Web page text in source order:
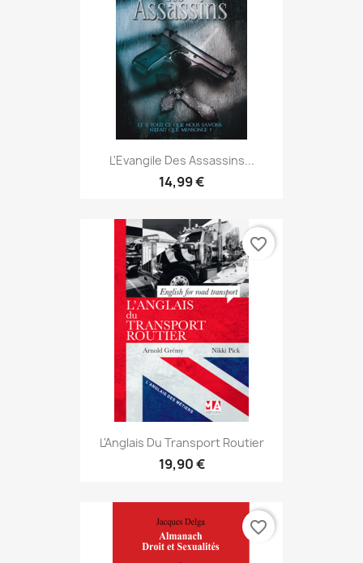
L'Evangile Des Assassins...
14,99 €
L'Anglais Du Transport Routier
19,90 €
favorite_border
favorite_border